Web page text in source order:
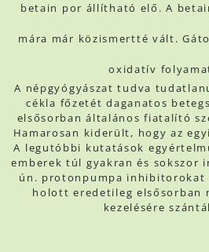
betain por állítható elő. A
mára már közismertté vált.
oxidatív
A népgyógyászat tudva
cékla főzetét daganatos
elsősorban általános fiatalító
Hamarosan kiderült, hogy az
A legutóbbi kutatások
emberek túl gyakran és sokszor
ún. protonpumpa inhibitorokat
holott eredetileg elsősorban
kezelésére